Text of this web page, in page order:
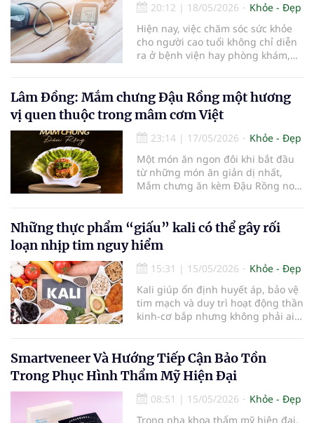
20:12 | 18/05/2026
Khỏe - Đẹp
Hiện nay, việc chăm sóc sức khỏe
cho người cao tuổi không chỉ diễn
ra ở bệnh viện hay phòng khám,
ngày. Một chiếc máy đo huyết áp
đặt nơi đầu giường, một thiết bị
massage sử dụng mỗi buổi tối hay
Lâm Đồng: Mắm chưng Đậu Rồng một hương
vị quen thuộc trong mâm cơm Việt
23:14 | 17/05/2026
Khỏe - Đẹp
Một món ăn ngon đôi khi bắt đầu
từ những món ăn giản dị nhất,
Mắm chưng ăn kèm Đậu Rồng non
bình dân của người dân Phan
Thiết - Lâm Đồng.
Những thực phẩm “giấu” kali có thể gây rối
loạn nhịp tim nguy hiểm
15:31 | 15/05/2026
Khỏe - Đẹp
Kali giúp ổn định huyết áp, bảo vệ
tim mạch và duy trì hoạt động thần
kinh-cơ bắp nhưng không phải ai
báo, người mắc bệnh thận hoặc có
nguy cơ rối loạn kali máu có thể
đối mặt biến chứng nguy
Smartveneer Và Hướng Tiếp Cận Bảo Tồn
Trong Phục Hình Thẩm Mỹ Hiện Đại
08:51 | 15/05/2026
Khỏe - Đẹp
Trong nha khoa thẩm mỹ hiện đại,